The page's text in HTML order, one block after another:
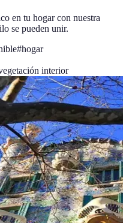
en tu hogar con nuestra
se pueden unir.
#hogar
interior